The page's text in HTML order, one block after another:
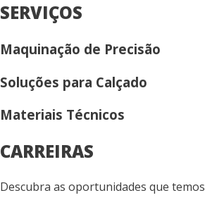
SERVIÇOS
Maquinação de Precisão
Soluções para Calçado
Materiais Técnicos
CARREIRAS
Descubra as oportunidades que temos